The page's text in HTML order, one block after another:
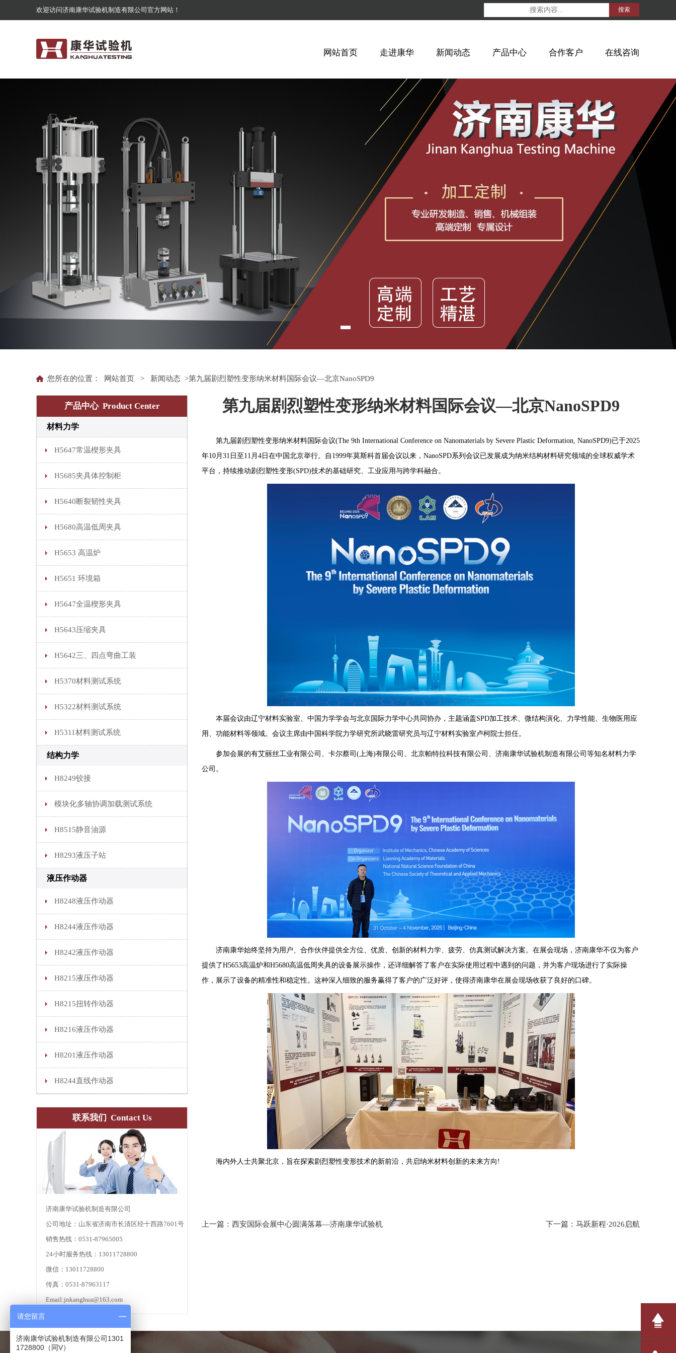
欢迎访问济南康华试验机制造有限公司官方网站！ 搜索
网站首页 走进康华 新闻动态 产品中心 合作客户 在线咨询
您所在的位置： 网站首页 > 新闻动态 >第九届剧烈塑性变形纳米材料国际会议—北京NanoSPD9
产品中心 Product Center
材料力学
H5647常温楔形夹具
H5685夹具体控制柜
H5640断裂韧性夹具
H5680高温低周夹具
H5653 高温炉
H5651 环境箱
H5647全温楔形夹具
H5643压缩夹具
H5642三、四点弯曲工装
H5370材料测试系统
H5322材料测试系统
H5311材料测试系统
结构力学
H8249铰接
模块化多轴协调加载测试系统
H8515静音油源
H8293液压子站
液压作动器
H8248液压作动器
H8244液压作动器
H8242液压作动器
H8215液压作动器
H8215扭转作动器
H8216液压作动器
H8201液压作动器
H8244直线作动器
联系我们 Contact Us
济南康华试验机制造有限公司
公司地址：山东省济南市长清区经十西路7601号
销售热线：0531-87965005
24小时服务热线：13011728800
微信：13011728800
传真：0531-87963117
Email:jnkanghua@163.com
第九届剧烈塑性变形纳米材料国际会议—北京NanoSPD9
第九届剧烈塑性变形纳米材料国际会议(The 9th International Conference on Nanomaterials by Severe Plastic Deformation, NanoSPD9)已于2025
年10月31日至11月4日在中国北京举行。自1999年莫斯科首届会议以来，NanoSPD系列会议已发展成为纳米结构材料研究领域的全球权威学术
平台，持续推动剧烈塑性变形(SPD)技术的基础研究、工业应用与跨学科融合。
本届会议由辽宁材料实验室、中国力学学会与北京国际力学中心共同协办，主题涵盖SPD加工技术、微结构演化、力学性能、生物医用应
用、功能材料等领域。会议主席由中国科学院力学研究所武晓雷研究员与辽宁材料实验室卢柯院士担任。
参加会展的有艾丽丝工业有限公司、卡尔蔡司(上海)有限公司、北京帕特拉科技有限公司、济南康华试验机制造有限公司等知名材料力学
公司。
济南康华始终坚持为用户、合作伙伴提供全方位、优质、创新的材料力学、疲劳、仿真测试解决方案。在展会现场，济南康华不仅为客户
提供了H5653高温炉和H5680高温低周夹具的设备展示操作，还详细解答了客户在实际使用过程中遇到的问题，并为客户现场进行了实际操
作，展示了设备的精准性和稳定性。这种深入细致的服务赢得了客户的广泛好评，使得济南康华在展会现场收获了良好的口碑。
海内外人士共聚北京，旨在探索剧烈塑性变形技术的新前沿，共启纳米材料创新的未来方向!
上一篇： 西安国际会展中心圆满落幕—济南康华试验机 下一篇： 马跃新程·2026启航
请您留言
济南康华试验机制造有限公司1301
1728800（同V）